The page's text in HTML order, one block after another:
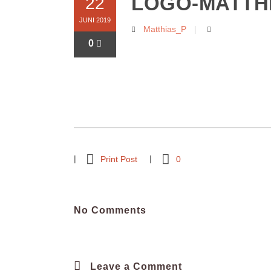
JUNI 2019
0
Matthias_P
Print Post 0
No Comments
Leave a Comment